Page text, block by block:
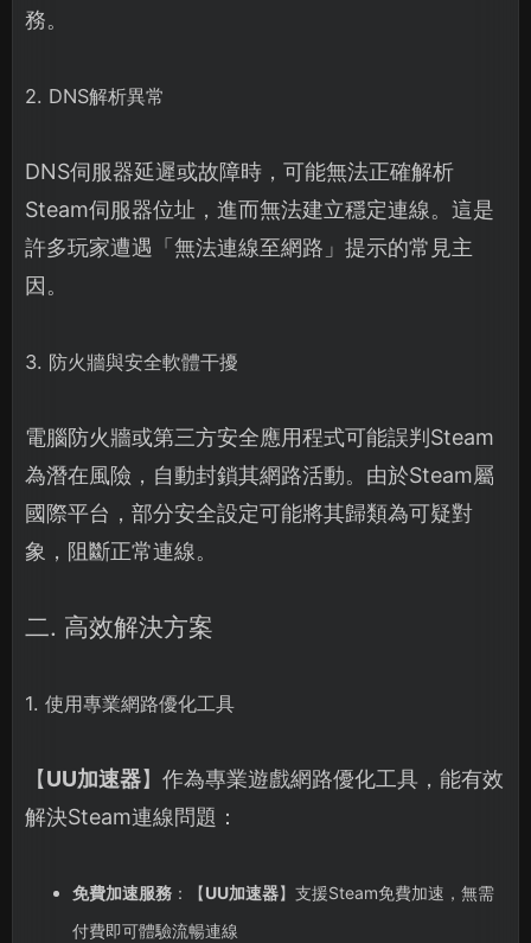
務。
2. DNS解析異常
DNS伺服器延遲或故障時，可能無法正確解析
Steam伺服器位址，進而無法建立穩定連線。這是
許多玩家遭遇「無法連線至網路」提示的常見主
因。
3. 防火牆與安全軟體干擾
電腦防火牆或第三方安全應用程式可能誤判Steam
為潛在風險，自動封鎖其網路活動。由於Steam屬
國際平台，部分安全設定可能將其歸類為可疑對
象，阻斷正常連線。
二. 高效解決方案
1. 使用專業網路優化工具
【UU加速器】作為專業遊戲網路優化工具，能有效
解決Steam連線問題：
免費加速服務：【UU加速器】支援Steam免費加速，無需
付費即可體驗流暢連線